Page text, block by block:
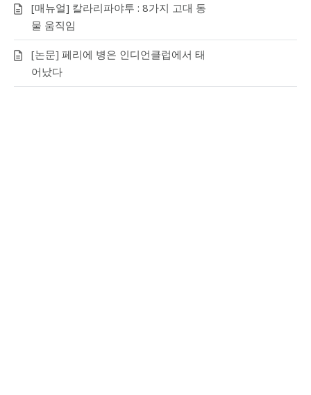
[매뉴얼] 칼라리파야투 : 8가지 고대 동
물 움직임
[논문] 페리에 병은 인디언클럽에서 태
어났다